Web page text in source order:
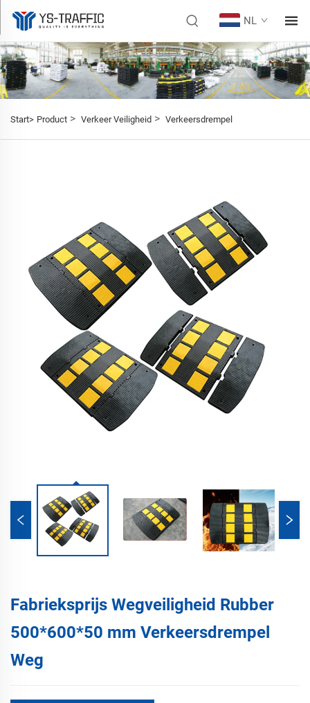
NL
Start> Product > Verkeer Veiligheid > Verkeersdrempel
Fabrieksprijs Wegveiligheid Rubber
500*600*50 mm Verkeersdrempel
Weg